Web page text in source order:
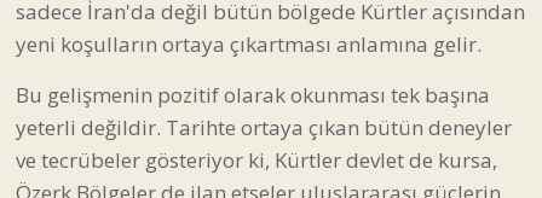
çıkarır ve ihtiyaçları değiştiğinde Kürtlere yönelik
politikaları da değişmekte ve tasfiye politikaları
başka biçimleri hızla devreye konulabilmektedir.
Suriye'de Kürtlere yönelik izlenen politikanın
sonuçlarına yakın dönemde tanık olundu ve sorun
halen ciddiyetliğini koruyor. Bu bakımdan Kürtlerin